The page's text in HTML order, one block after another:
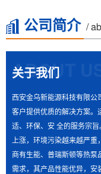
公司简介 /
ABOUT US
关于我们
西安金乌新能源科技有限公
客户提供优质的解决方案。
适、环保、安 全的服务宗
上涨，环境污染越来越严
商有生能、普瑞斯顿等热泵
需求，其产品性能优异，安